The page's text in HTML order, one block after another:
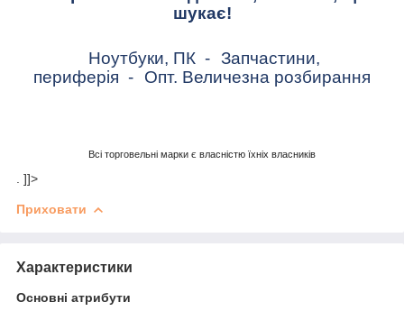
шукає!
Ноутбуки, ПК - Запчастини,
периферія - Опт. Величезна розбирання
Всі торговельні марки є власністю їхніх власників
. ]]>
Приховати
Характеристики
Основні атрибути